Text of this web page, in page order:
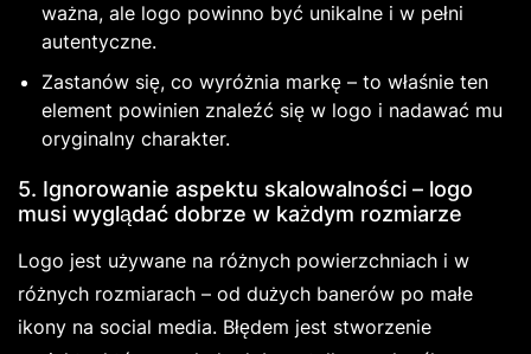
ważna, ale logo powinno być unikalne i w pełni
autentyczne.
Zastanów się, co wyróżnia markę – to właśnie ten
element powinien znaleźć się w logo i nadawać mu
oryginalny charakter.
5. Ignorowanie aspektu skalowalności – logo
musi wyglądać dobrze w każdym rozmiarze
Logo jest używane na różnych powierzchniach i w
różnych rozmiarach – od dużych banerów po małe
ikony na social media. Błędem jest stworzenie